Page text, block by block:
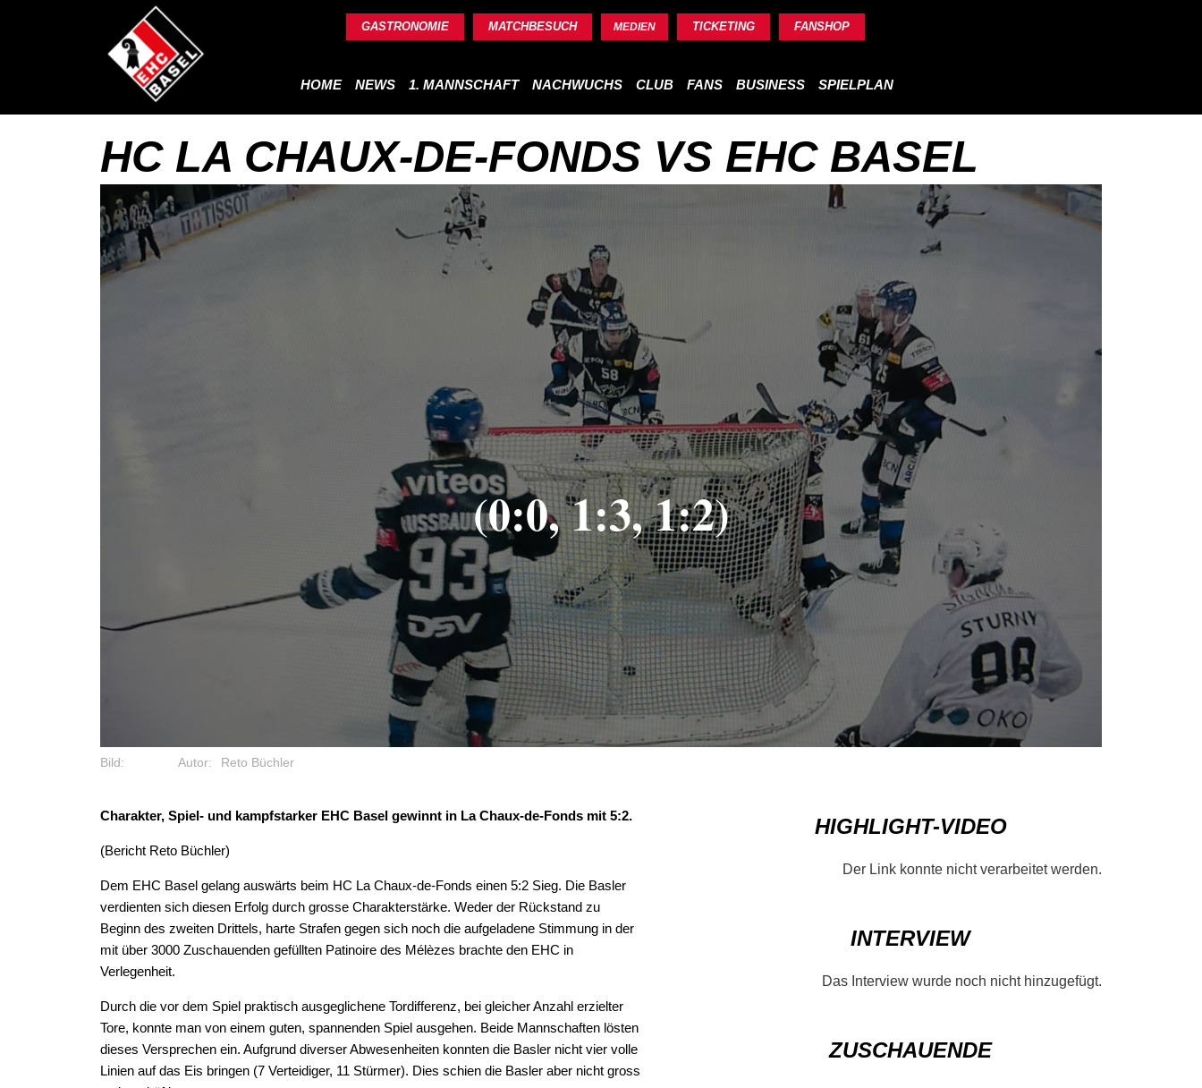
GASTRONOMIE MATCHBESUCH MEDIEN TICKETING FANSHOP
HOME NEWS 1. MANNSCHAFT NACHWUCHS CLUB FANS BUSINESS SPIELPLAN
HC LA CHAUX-DE-FONDS VS EHC BASEL
(0:0, 1:3, 1:2)
Bild: Autor: Reto Büchler
Charakter, Spiel- und kampfstarker EHC Basel gewinnt in La Chaux-de-Fonds mit 5:2.
(Bericht Reto Büchler)
Dem EHC Basel gelang auswärts beim HC La Chaux-de-Fonds einen 5:2 Sieg. Die Basler
verdienten sich diesen Erfolg durch grosse Charakterstärke. Weder der Rückstand zu
Beginn des zweiten Drittels, harte Strafen gegen sich noch die aufgeladene Stimmung in der
mit über 3000 Zuschauenden gefüllten Patinoire des Mélèzes brachte den EHC in
Verlegenheit.
Durch die vor dem Spiel praktisch ausgeglichene Tordifferenz, bei gleicher Anzahl erzielter
Tore, konnte man von einem guten, spannenden Spiel ausgehen. Beide Mannschaften lösten
dieses Versprechen ein. Aufgrund diverser Abwesenheiten konnten die Basler nicht vier volle
Linien auf das Eis bringen (7 Verteidiger, 11 Stürmer). Dies schien die Basler aber nicht gross
HIGHLIGHT-VIDEO
Der Link konnte nicht verarbeitet werden.
INTERVIEW
Das Interview wurde noch nicht hinzugefügt.
ZUSCHAUENDE